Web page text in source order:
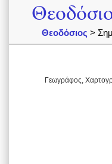
Θεοδόσιος >
Γεωγράφος,